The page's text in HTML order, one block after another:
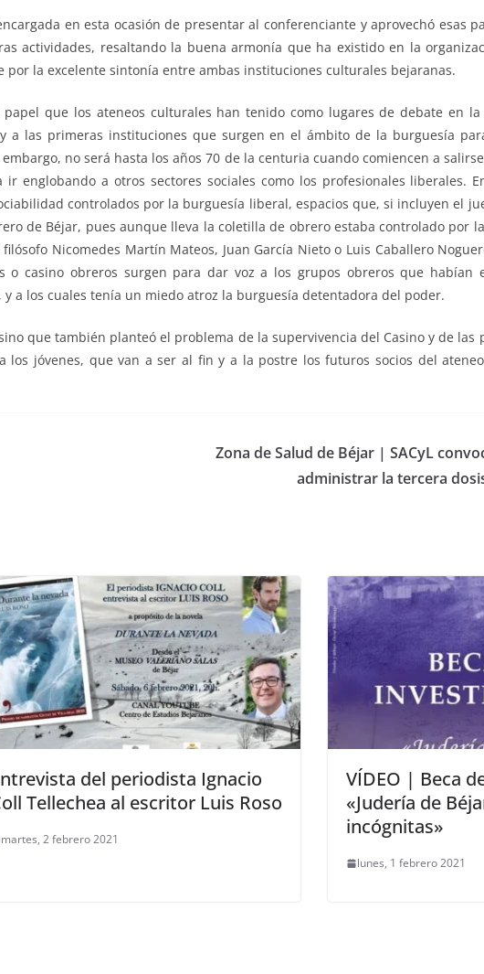
en esta ocasión de presentar al conferenciante y aprovechó esas
actividades, resaltando la buena armonía que ha existido en la
la excelente sintonía entre ambas instituciones culturales bejaranas.
los ateneos culturales han tenido como lugares de debate en la
a las primeras instituciones que surgen en el ámbito de la burguesía
no será hasta los años 70 de la centuria cuando comiencen a
englobando a otros sectores sociales como los profesionales liberales.
controlados por la burguesía liberal, espacios que, si incluyen el
de Béjar, pues aunque lleva la coletilla de obrero estaba controlado por
Nicomedes Martín Mateos, Juan García Nieto o Luis Caballero
casino obreros surgen para dar voz a los grupos obreros que habían
a los cuales tenía un miedo atroz la burguesía detentadora del poder.
también planteó el problema de la supervivencia del Casino y de las
jóvenes, que van a ser al fin y a la postre los futuros socios del
Zona de Salud de Béjar | SACyL
administrar la tercera
del periodista Ignacio
Tellechea al escritor Luis Roso
martes, 2 febrero 2021
VÍDEO | Beca
«Judería de
incógnitas»
lunes, 1 febrero 2021